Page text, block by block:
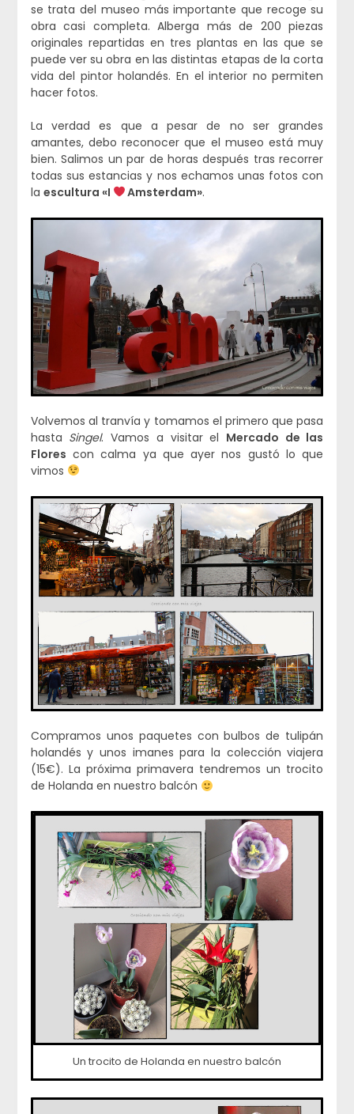
se trata del museo más importante que recoge su
obra casi completa. Alberga más de 200 piezas
originales repartidas en tres plantas en las que se
puede ver su obra en las distintas etapas de la corta
vida del pintor holandés. En el interior no permiten
hacer fotos.
La verdad es que a pesar de no ser grandes
amantes, debo reconocer que el museo está muy
bien. Salimos un par de horas después tras recorrer
todas sus estancias y nos echamos unas fotos con
la escultura «I Amsterdam».
Volvemos al tranvía y tomamos el primero que pasa
hasta Singel. Vamos a visitar el Mercado de las
Flores con calma ya que ayer nos gustó lo que
vimos
Compramos unos paquetes con bulbos de tulipán
holandés y unos imanes para la colección viajera
(15€). La próxima primavera tendremos un trocito
de Holanda en nuestro balcón
Un trocito de Holanda en nuestro balcón